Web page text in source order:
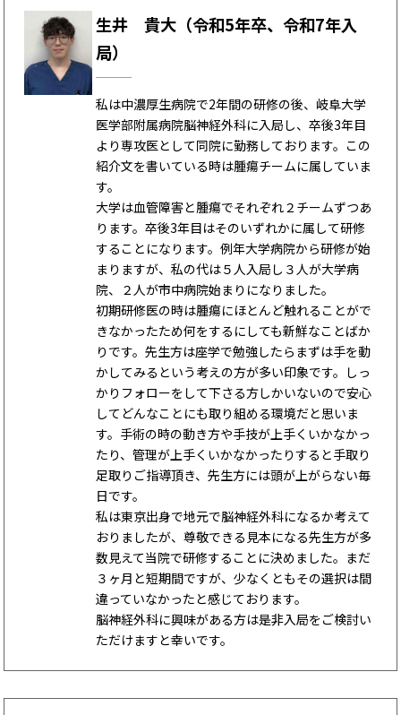
生井 貴大（令和5年卒、令和7年入
局）
私は中濃厚生病院で2年間の研修の後、岐阜大学
医学部附属病院脳神経外科に入局し、卒後3年目
より専攻医として同院に勤務しております。この
紹介文を書いている時は腫瘍チームに属していま
す。
大学は血管障害と腫瘍でそれぞれ２チームずつあ
ります。卒後3年目はそのいずれかに属して研修
することになります。例年大学病院から研修が始
まりますが、私の代は５人入局し３人が大学病
院、２人が市中病院始まりになりました。
初期研修医の時は腫瘍にほとんど触れることがで
きなかったため何をするにしても新鮮なことばか
りです。先生方は座学で勉強したらまずは手を動
かしてみるという考えの方が多い印象です。しっ
かりフォローをして下さる方しかいないので安心
してどんなことにも取り組める環境だと思いま
す。手術の時の動き方や手技が上手くいかなかっ
たり、管理が上手くいかなかったりすると手取り
足取りご指導頂き、先生方には頭が上がらない毎
日です。
私は東京出身で地元で脳神経外科になるか考えて
おりましたが、尊敬できる見本になる先生方が多
数見えて当院で研修することに決めました。まだ
３ヶ月と短期間ですが、少なくともその選択は間
違っていなかったと感じております。
脳神経外科に興味がある方は是非入局をご検討い
ただけますと幸いです。